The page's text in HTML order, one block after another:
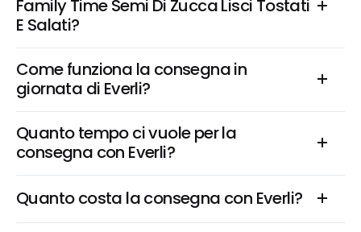
Family Time Semi Di Zucca Lisci Tostati
E Salati?
Come funziona la consegna in
giornata di Everli?
Quanto tempo ci vuole per la
consegna con Everli?
Quanto costa la consegna con Everli?